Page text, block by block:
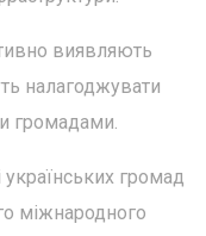
виявляють
налагоджувати
громадами.
українських громад
міжнародного